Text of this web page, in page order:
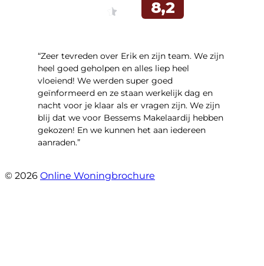
“Zeer tevreden over Erik en zijn team. We zijn
heel goed geholpen en alles liep heel
vloeiend! We werden super goed
geïnformeerd en ze staan werkelijk dag en
nacht voor je klaar als er vragen zijn. We zijn
blij dat we voor Bessems Makelaardij hebben
gekozen! En we kunnen het aan iedereen
aanraden.”
© 2026 Online Woningbrochure